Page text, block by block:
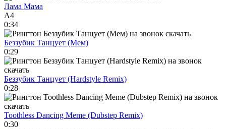
Лама Мама
А4
0:34
Беззубик Танцует (Мем)
0:29
Беззубик Танцует (Hardstyle Remix)
0:28
Toothless Dancing Meme (Dubstep Remix)
0:30